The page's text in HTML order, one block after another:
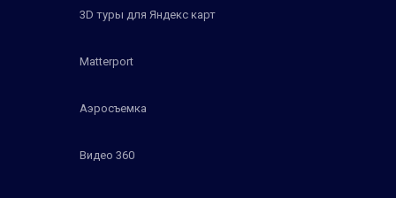
3D туры для Яндекс карт
Matterport
Аэросъемка
Видео 360